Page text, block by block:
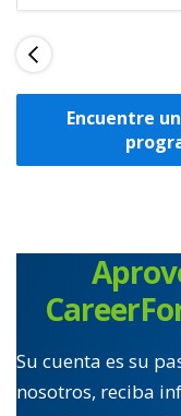
Encuentre
Su cuenta es su
nosotros, reciba